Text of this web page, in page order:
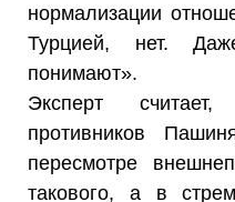
нормализации
Турцией, нет.
понимают».
Эксперт
противников
пересмотре
такового, а в